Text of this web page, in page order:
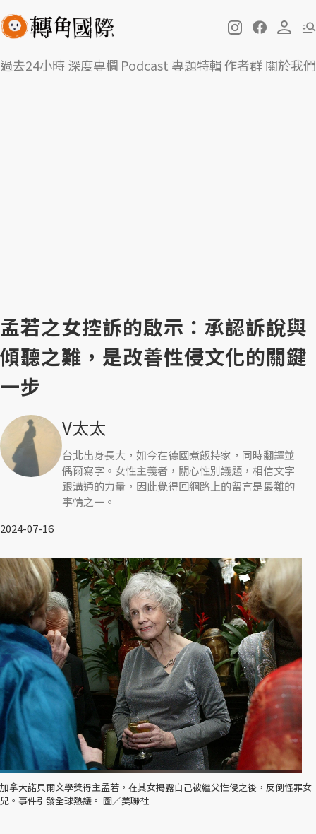
過去24小時深度專欄 Podcast 專題特輯作者群關於我們
孟若之女控訴的啟示：承認訴說與
傾聽之難，是改善性侵文化的關鍵
一步
V太太
台北出身長大，如今在德國煮飯持家，同時翻譯並
偶爾寫字。女性主義者，關心性別議題，相信文字
跟溝通的力量，因此覺得回網路上的留言是最難的
事情之一。
2024-07-16
加拿大諾貝爾文學獎得主孟若，在其女揭露自己被繼父性侵之後，反倒怪罪女
兒。事件引發全球熱議。 圖／美聯社